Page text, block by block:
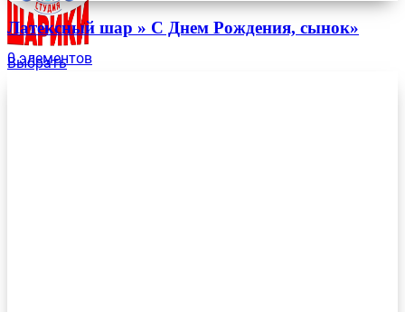
0элементов
Латексный шар » С Днем Рождения, сынок»
Выбрать